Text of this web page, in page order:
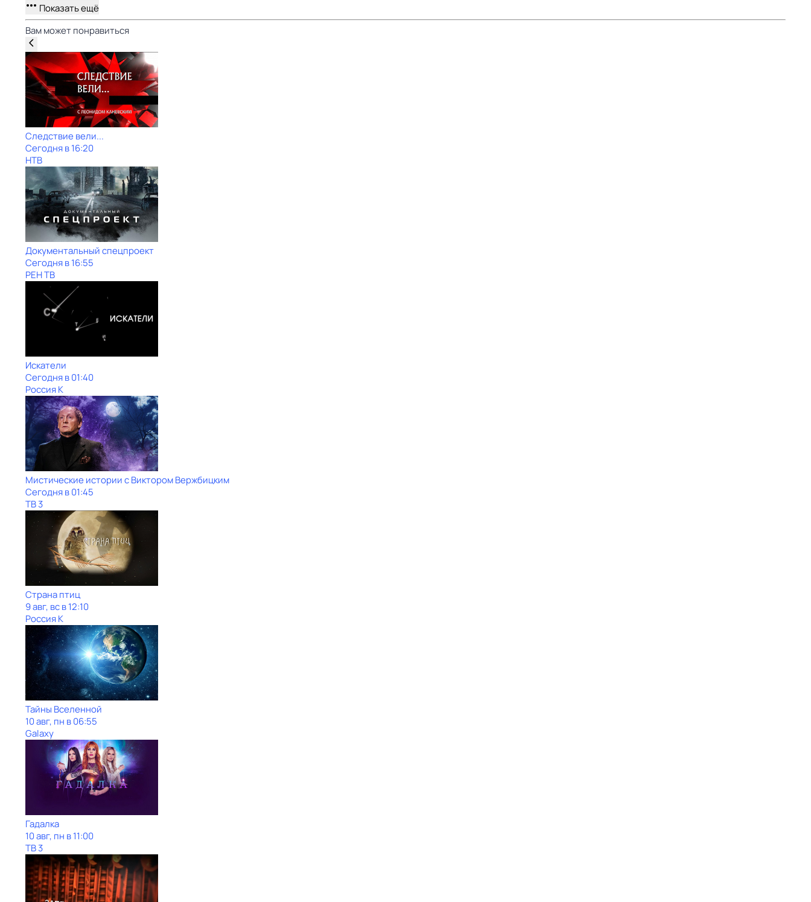
Показать ещё
Вам может понравиться
Следствие вели...
Сегодня в 16:20
НТВ
Документальный спецпроект
Сегодня в 16:55
РЕН ТВ
Искатели
Сегодня в 01:40
Россия К
Мистические истории с Виктoром Bержбицким
Сегодня в 01:45
ТВ 3
Страна птиц
9 авг, вс в 12:10
Россия К
Тайны Вселенной
10 авг, пн в 06:55
Galaxy
Гадaлкa
10 авг, пн в 11:00
ТВ 3